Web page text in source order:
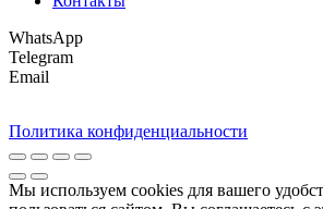
WhatsApp
Telegram
Email
Политика конфиденциальности
Мы используем cookies для вашего